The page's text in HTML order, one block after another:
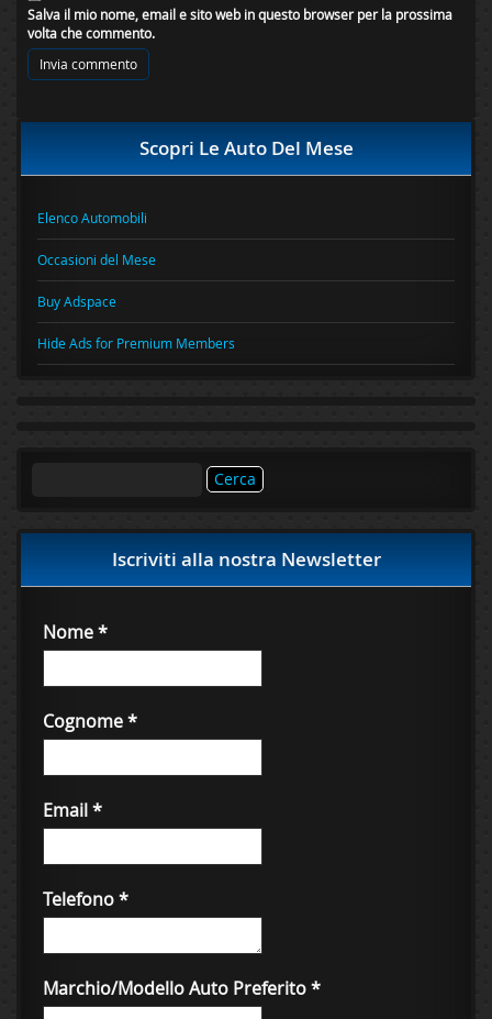
Salva il mio nome, email e sito web in questo browser per la prossima
volta che commento.
Scopri Le Auto Del Mese
Elenco Automobili
Occasioni del Mese
Buy Adspace
Hide Ads for Premium Members
Iscriviti alla nostra Newsletter
Nome*
Cognome*
Email*
Telefono*
Marchio/Modello Auto Preferito*